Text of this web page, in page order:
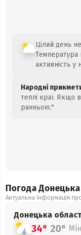
Цілий день
Температура
активність у
Народні
теплі краї. Якщо
ранньою."
Погода Донецька
Актуальна інформація
Донецька
34° 20°